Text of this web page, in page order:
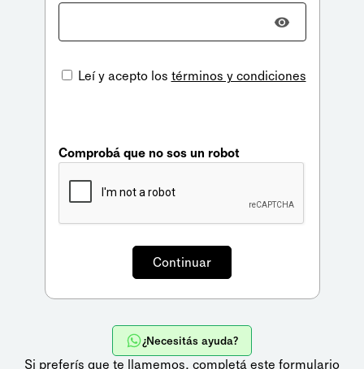
Leí y acepto los términos y condiciones
Comprobá que no sos un robot
¿Necesitás ayuda?
Si preferís que te llamemos, completá este formulario